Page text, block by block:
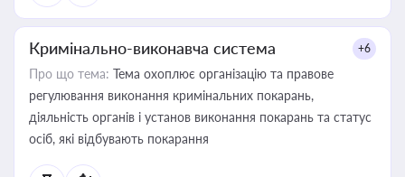
Кримінально-виконавча система +6
Про що тема: Тема охоплює організацію та правове
регулювання виконання кримінальних покарань,
діяльність органів і установ виконання покарань та статус
осіб, які відбувають покарання